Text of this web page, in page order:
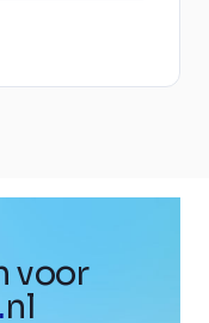
voor
.nl